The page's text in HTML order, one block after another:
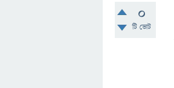
0
টি ভোট